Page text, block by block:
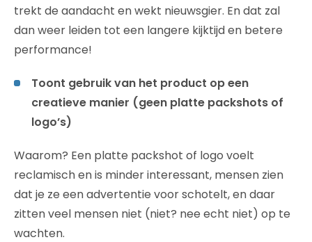
trekt de aandacht en wekt nieuwsgier. En dat zal
dan weer leiden tot een langere kijktijd en betere
performance!
Toont gebruik van het product op een
creatieve manier (geen platte packshots of
logo’s)
Waarom? Een platte packshot of logo voelt
reclamisch en is minder interessant, mensen zien
dat je ze een advertentie voor schotelt, en daar
zitten veel mensen niet (niet? nee echt niet) op te
wachten.